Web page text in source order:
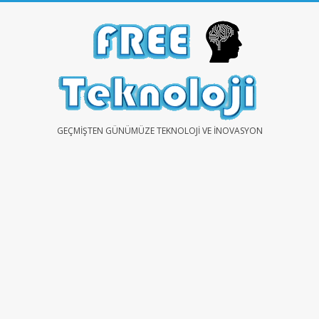
FREEGEÇMIŞTEN GÜNÜMÜZE TEKNOLOJI VE İNOVASYON